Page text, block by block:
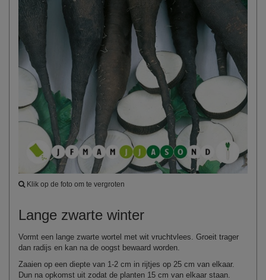
Klik op de foto om te vergroten
Lange zwarte winter
Vormt een lange zwarte wortel met wit vruchtvlees. Groeit trager
dan radijs en kan na de oogst bewaard worden.
Zaaien op een diepte van 1-2 cm in rijtjes op 25 cm van elkaar.
Dun na opkomst uit zodat de planten 15 cm van elkaar staan.